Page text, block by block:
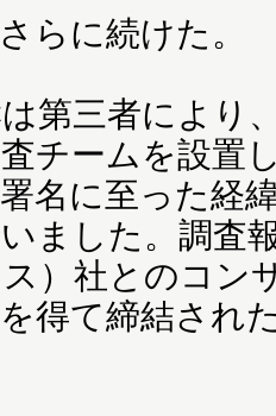
らに続けた。
は第三者により
チームを設置
名に至った経
ました。調査
）社とのコン
得て締結され